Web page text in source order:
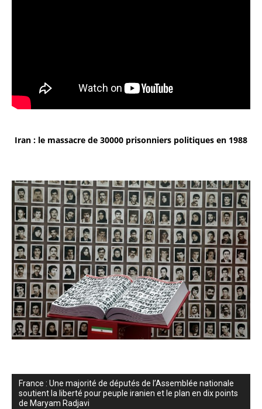
Iran : le massacre de 30000 prisonniers politiques en 1988
France : Une majorité de députés de l’Assemblée nationale
soutient la liberté pour peuple iranien et le plan en dix points
de Maryam Radjavi